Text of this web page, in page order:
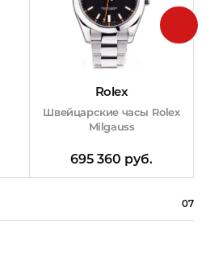
Rolex
Швейцарские часы Rolex
Milgauss
695 360 руб.
07